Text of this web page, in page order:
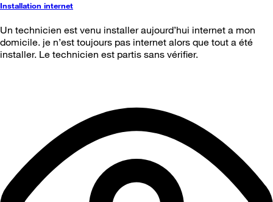
Installation internet
Un technicien est venu installer aujourd’hui internet a mon
domicile. je n’est toujours pas internet alors que tout a été
installer. Le technicien est partis sans vérifier.